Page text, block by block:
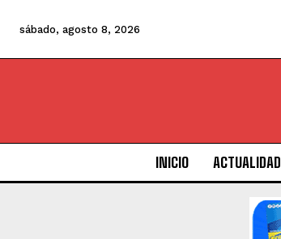
sábado, agosto 8, 2026
INICIO ACTUALIDAD